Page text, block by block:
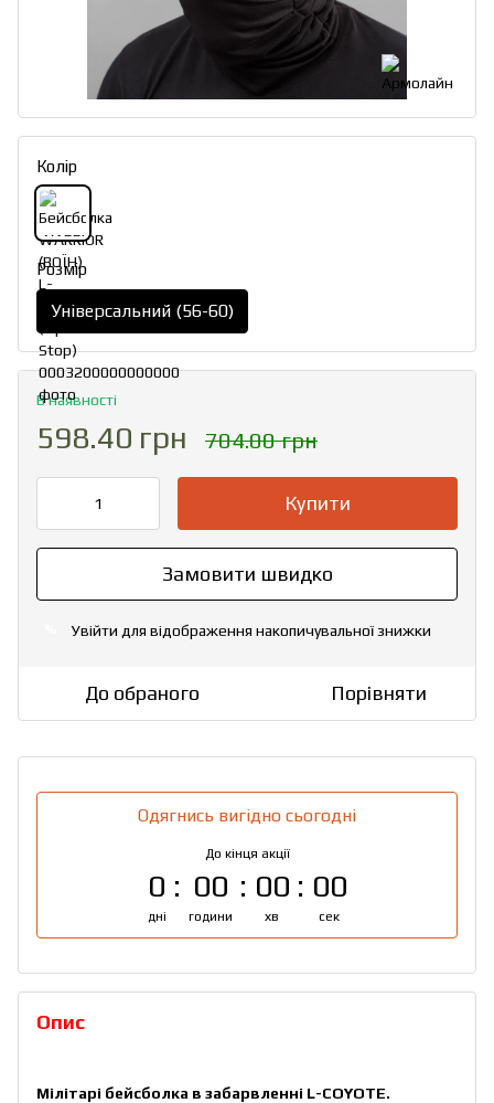
Колір
Розмір
Універсальний (56-60)
В наявності
598.40 грн 704.00 грн
Купити
Замовити швидко
Увійти для відображення накопичувальної знижки
До обраного Порівняти
Одягнись вигідно сьогодні
До кінця акції
0
дні
00
години
00
хв
00
сек
Опис
Мілітарі бейсболка в забарвленні L-COYOTE.